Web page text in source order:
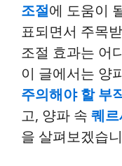
조절에 도움이
표되면서 주목
조절 효과는 어
이 글에서는 양
주의해야 할 부
고, 양파 속 퀘
을 살펴보겠습